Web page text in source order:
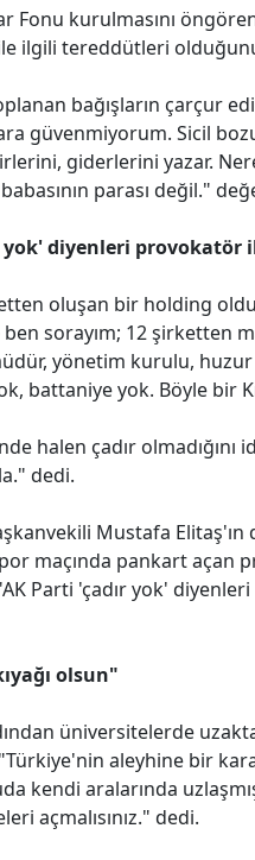
Fonu kurulmasını
ilgili tereddütleri
bağışların çarçur
güvenmiyorum. Sicil
giderlerini yazar.
parası değil."
yok' diyenleri provokatör
oluşan bir holding
ben sorayım; 12 şirketten
yönetim kurulu,
battaniye yok. Böyle bir
halen çadır olmadığını
dedi.
Mustafa Elitaş'ın
maçında pankart açan
Parti 'çadır yok'
olsun"
üniversitelerde
aleyhine bir
kendi aralarında
açmalısınız." dedi.